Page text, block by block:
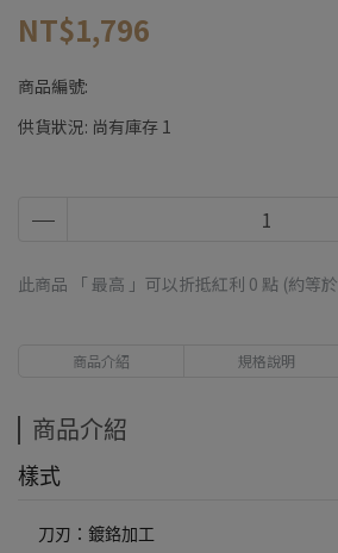
NT$1,796
商品編號:
供貨狀況: 尚有庫存 1
此商品 「 最高 」可以折抵紅利 0 點 (約等於
商品介紹 規格說明
商品介紹
樣式
刀刃：鍍鉻加工